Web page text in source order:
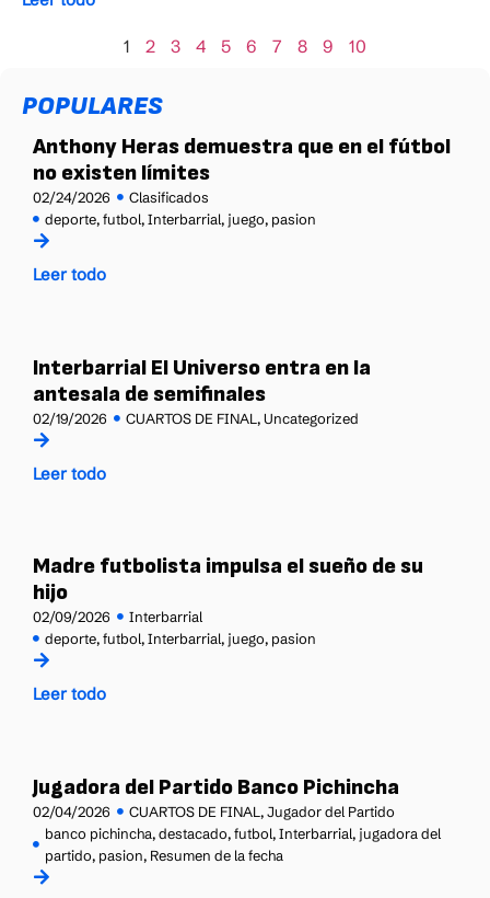
1 2 3 4 5 6 7 8 9 10
POPULARES
Anthony Heras demuestra que en el fútbol
no existen límites
02/24/2026
Clasificados
deporte,futbol,Interbarrial, juego, pasion
Leer todo
Interbarrial El Universo entra en la
antesala de semifinales
02/19/2026 CUARTOS DE FINAL ,Uncategorized
Leer todo
Madre futbolista impulsa el sueño de su
hijo
02/09/2026
Interbarrial
deporte,futbol,Interbarrial, juego, pasion
Leer todo
Jugadora del Partido Banco Pichincha
02/04/2026 CUARTOS DE FINAL ,Jugador del Partido
banco pichincha,destacado,futbol,Interbarrial, jugadora del
partido, pasion, Resumen de la fecha